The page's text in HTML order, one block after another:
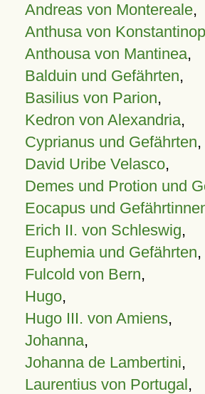
Andreas von Montereale,
Anthusa von
Anthousa von Mantinea,
Balduin und Gefährten,
Basilius von Parion,
Kedron von Alexandria,
Cyprianus und Gefährten,
David Uribe Velasco,
Demes und Protion und
Eocapus und
Erich II. von Schleswig,
Euphemia und Gefährten,
Fulcold von Bern,
Hugo,
Hugo III. von Amiens,
Johanna,
Johanna de Lambertini,
Laurentius von Portugal,